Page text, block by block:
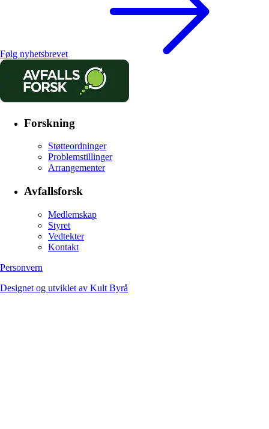
Følg nyhetsbrevet
Forskning
Støtteordninger
Problemstillinger
Arrangementer
Avfallsforsk
Medlemskap
Styret
Vedtekter
Kontakt
Personvern
Designet og utviklet av Kult Byrå